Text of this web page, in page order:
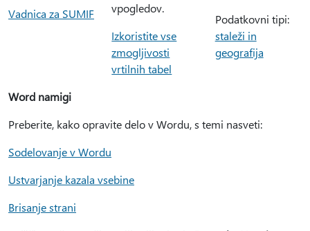
Vadnica za SUMIF
vpogledov.
Izkoristite vse
zmogljivosti
vrtilnih tabel
Podatkovni tipi:
staleži in
geografija
Word namigi
Preberite, kako opravite delo v Wordu, s temi nasveti:
Sodelovanje v Wordu
Ustvarjanje kazala vsebine
Brisanje strani